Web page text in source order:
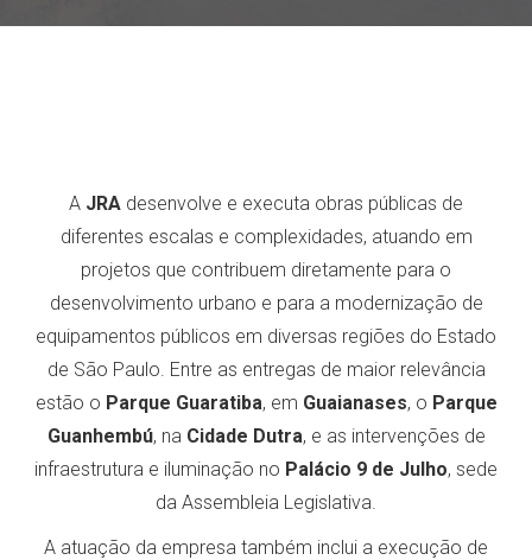
A JRA desenvolve e executa obras públicas de
diferentes escalas e complexidades, atuando em
projetos que contribuem diretamente para o
desenvolvimento urbano e para a modernização de
equipamentos públicos em diversas regiões do Estado
de São Paulo. Entre as entregas de maior relevância
estão o Parque Guaratiba, em Guaianases, o Parque
Guanhembú, na Cidade Dutra, e as intervenções de
infraestrutura e iluminação no Palácio 9 de Julho, sede
da Assembleia Legislativa.
A atuação da empresa também inclui a execução de